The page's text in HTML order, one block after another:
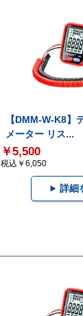
【DMM-W-K8】
メーター リス...
￥5,500
税込￥6,050
詳細